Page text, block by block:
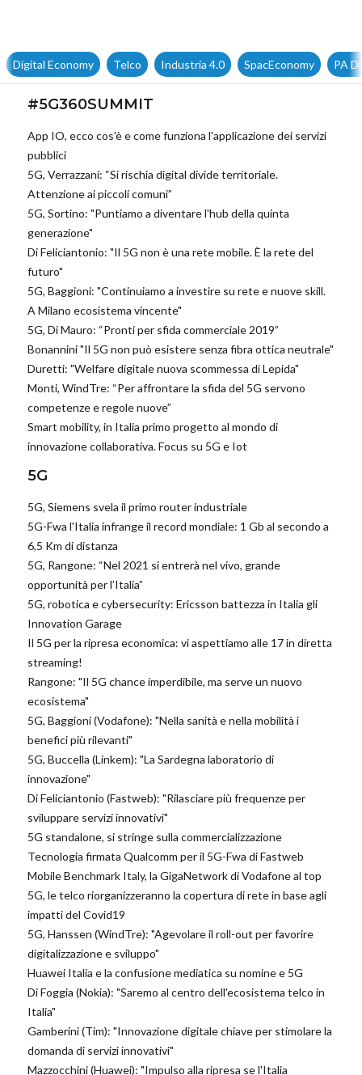
Telco Industria 4.0 SpacEconomy PA Digitale Green
#5G360SUMMIT
App IO, ecco cos'è e come funziona l'applicazione dei servizi
pubblici
5G, Verrazzani: “Si rischia digital divide territoriale.
Attenzione ai piccoli comuni”
5G, Sortino: "Puntiamo a diventare l'hub della quinta
generazione"
Di Feliciantonio: "Il 5G non è una rete mobile. È la rete del
futuro"
5G, Baggioni: "Continuiamo a investire su rete e nuove skill.
A Milano ecosistema vincente"
5G, Di Mauro: “Pronti per sfida commerciale 2019”
Bonannini "Il 5G non può esistere senza fibra ottica neutrale"
Duretti: "Welfare digitale nuova scommessa di Lepida"
Monti, WindTre: “Per affrontare la sfida del 5G servono
competenze e regole nuove”
Smart mobility, in Italia primo progetto al mondo di
innovazione collaborativa. Focus su 5G e Iot
5G
5G, Siemens svela il primo router industriale
5G-Fwa l'Italia infrange il record mondiale: 1 Gb al secondo a
6,5 Km di distanza
5G, Rangone: “Nel 2021 si entrerà nel vivo, grande
opportunità per l’Italia”
5G, robotica e cybersecurity: Ericsson battezza in Italia gli
Innovation Garage
Il 5G per la ripresa economica: vi aspettiamo alle 17 in diretta
streaming!
Rangone: "Il 5G chance imperdibile, ma serve un nuovo
ecosistema"
5G, Baggioni (Vodafone): "Nella sanità e nella mobilità i
benefici più rilevanti"
5G, Buccella (Linkem): "La Sardegna laboratorio di
innovazione"
Di Feliciantonio (Fastweb): "Rilasciare più frequenze per
sviluppare servizi innovativi"
5G standalone, si stringe sulla commercializzazione
Tecnologia firmata Qualcomm per il 5G-Fwa di Fastweb
Mobile Benchmark Italy, la GigaNetwork di Vodafone al top
5G, le telco riorganizzeranno la copertura di rete in base agli
impatti del Covid19
5G, Hanssen (WindTre): "Agevolare il roll-out per favorire
digitalizzazione e sviluppo"
Huawei Italia e la confusione mediatica su nomine e 5G
Di Foggia (Nokia): "Saremo al centro dell'ecosistema telco in
Italia"
Gamberini (Tim): "Innovazione digitale chiave per stimolare la
domanda di servizi innovativi"
Mazzocchini (Huawei): "Impulso alla ripresa se l'Italia